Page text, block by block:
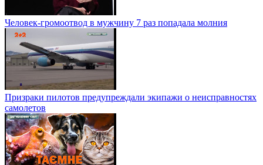
Человек-громоотвод в мужчину 7 раз попадала молния
Призраки пилотов предупреждали экипажи о неисправностях
самолетов